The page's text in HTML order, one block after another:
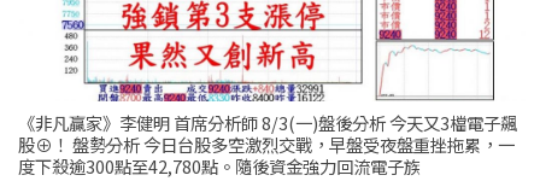
《非凡贏家》李健明 首席分析師 8/3(一)盤後分析 今天又3檔電子飆
股⊕！ 盤勢分析 今日台股多空激烈交戰，早盤受夜盤重挫拖累，一
度下殺逾300點至42,780點。隨後資金強力回流電子族